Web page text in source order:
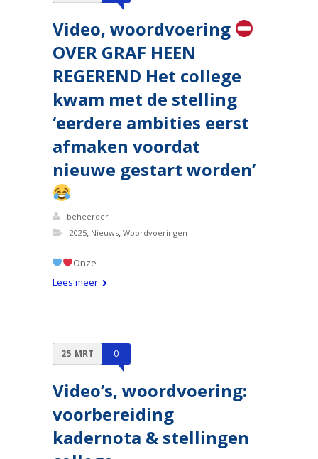
Video, woordvoering
OVER GRAF HEEN
REGEREND Het college
kwam met de stelling
‘eerdere ambities eerst
afmaken voordat
nieuwe gestart worden’
beheerder
2025, Nieuws, Woordvoeringen
Onze
Lees meer
25 MRT 0
Video’s, woordvoering:
voorbereiding
kadernota & stellingen